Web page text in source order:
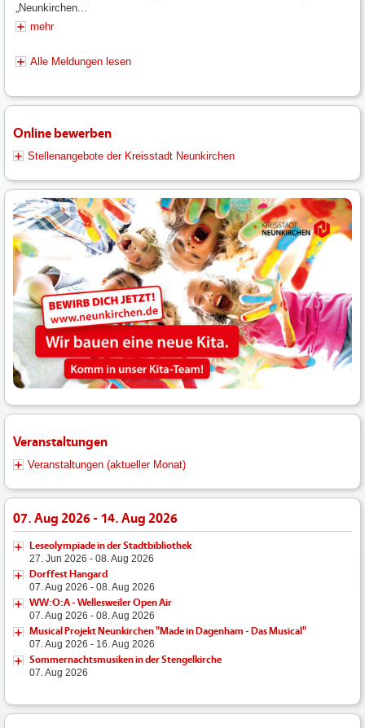
„Neunkirchen...
mehr
Alle Meldungen lesen
Online bewerben
Stellenangebote der Kreisstadt Neunkirchen
Veranstaltungen
Veranstaltungen (aktueller Monat)
07. Aug 2026 - 14. Aug 2026
Leseolympiade in der Stadtbibliothek
27. Jun 2026 - 08. Aug 2026
Dorffest Hangard
07. Aug 2026 - 08. Aug 2026
WW:O:A - Wellesweiler Open Air
07. Aug 2026 - 08. Aug 2026
Musical Projekt Neunkirchen "Made in Dagenham - Das Musical"
07. Aug 2026 - 16. Aug 2026
Sommernachtsmusiken in der Stengelkirche
07. Aug 2026